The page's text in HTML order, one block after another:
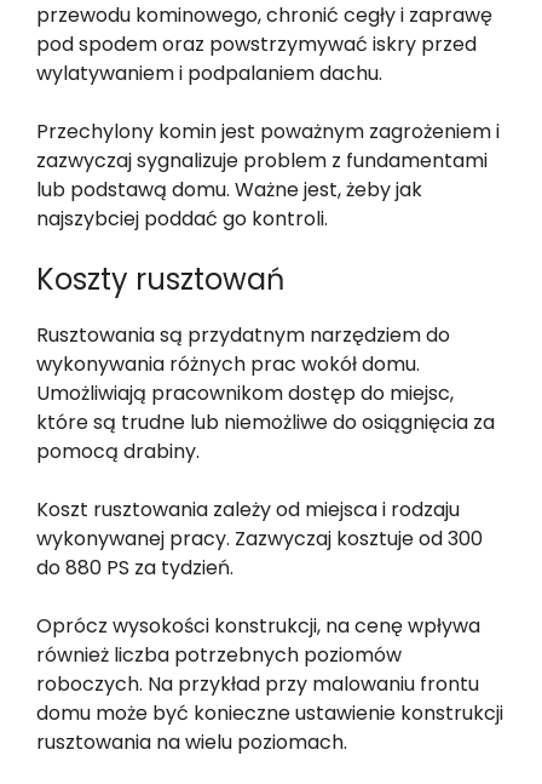
przewodu kominowego, chronić cegły i zaprawę
pod spodem oraz powstrzymywać iskry przed
wylatywaniem i podpalaniem dachu.
Przechylony komin jest poważnym zagrożeniem i
zazwyczaj sygnalizuje problem z fundamentami
lub podstawą domu. Ważne jest, żeby jak
najszybciej poddać go kontroli.
Koszty rusztowań
Rusztowania są przydatnym narzędziem do
wykonywania różnych prac wokół domu.
Umożliwiają pracownikom dostęp do miejsc,
które są trudne lub niemożliwe do osiągnięcia za
pomocą drabiny.
Koszt rusztowania zależy od miejsca i rodzaju
wykonywanej pracy. Zazwyczaj kosztuje od 300
do 880 PS za tydzień.
Oprócz wysokości konstrukcji, na cenę wpływa
również liczba potrzebnych poziomów
roboczych. Na przykład przy malowaniu frontu
domu może być konieczne ustawienie konstrukcji
rusztowania na wielu poziomach.